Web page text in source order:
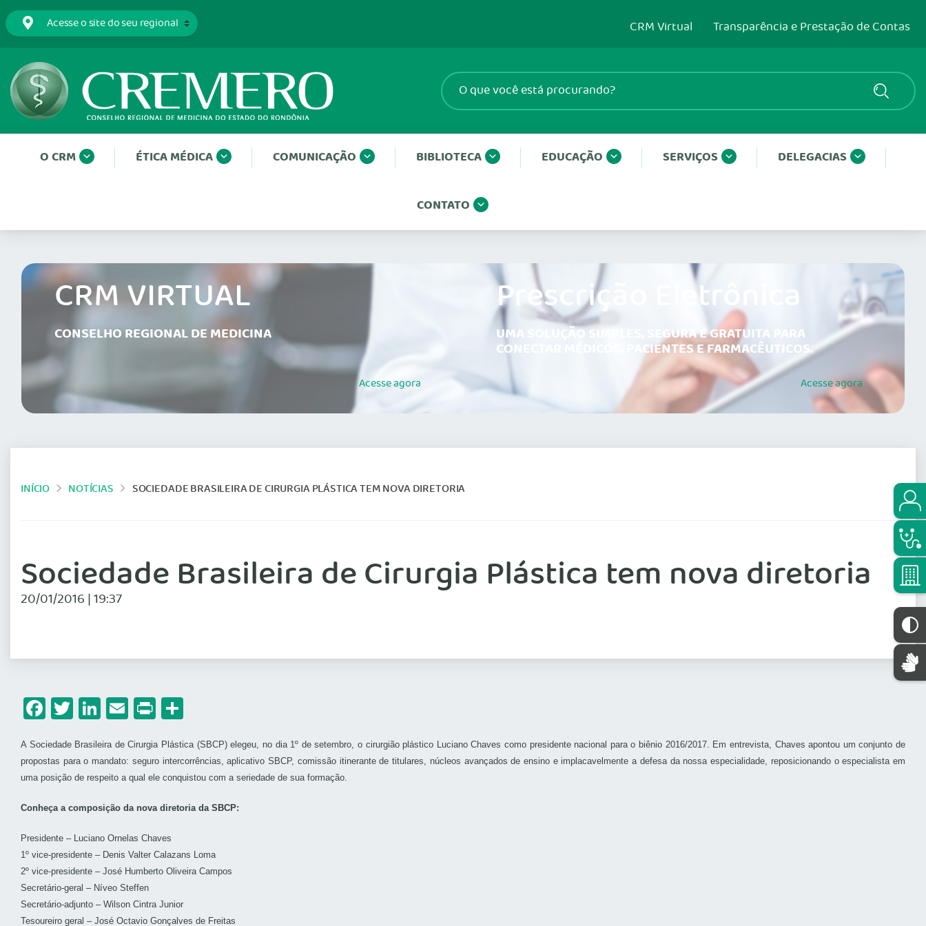
CRM Virtual Transparência e Prestação de Contas
O CRM ÉTICA MÉDICA COMUNICAÇÃO BIBLIOTECA EDUCAÇÃO SERVIÇOS DELEGACIAS
CONTATO
CRM VIRTUAL
CONSELHO REGIONAL DE MEDICINA
Acesseagora
Prescrição Eletrônica
UMA SOLUÇÃO SIMPLES, SEGURA E GRATUITA PARA
CONECTAR MÉDICOS, PACIENTES E FARMACÊUTICOS.
Acesseagora
INÍCIO NOTÍCIAS SOCIEDADE BRASILEIRA DE CIRURGIA PLÁSTICA TEM NOVA DIRETORIA
Sociedade Brasileira de Cirurgia Plástica tem nova diretoria
20/01/2016 | 19:37
Facebook
Twitter
LinkedIn
Email
Print
A Sociedade Brasileira de Cirurgia Plástica (SBCP) elegeu, no dia 1º de setembro, o cirurgião plástico Luciano Chaves como presidente nacional para o biênio 2016/2017. Em entrevista, Chaves apontou um conjunto de
propostas para o mandato: seguro intercorrências, aplicativo SBCP, comissão itinerante de titulares, núcleos avançados de ensino e implacavelmente a defesa da nossa especialidade, reposicionando o especialista em
uma posição de respeito a qual ele conquistou com a seriedade de sua formação.
Conheça a composição da nova diretoria da SBCP:
Presidente – Luciano Ornelas Chaves
1º vice-presidente – Denis Valter Calazans Loma
2º vice-presidente – José Humberto Oliveira Campos
Secretário-geral – Níveo Steffen
Secretário-adjunto – Wilson Cintra Junior
Tesoureiro geral – José Octavio Gonçalves de Freitas